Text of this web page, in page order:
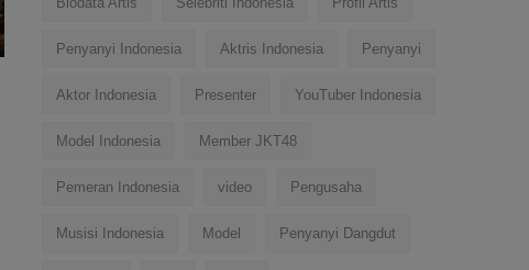
Penyanyi Indonesia Aktris Indonesia Penyanyi
Aktor Indonesia Presenter YouTuber Indonesia
Model Indonesia Member JKT48
Pemeran Indonesia video Pengusaha
Musisi Indonesia Model Penyanyi Dangdut